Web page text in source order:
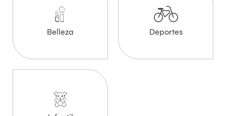
Belleza Deportes